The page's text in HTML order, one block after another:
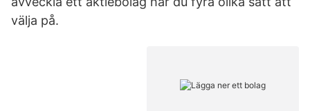
välja på.